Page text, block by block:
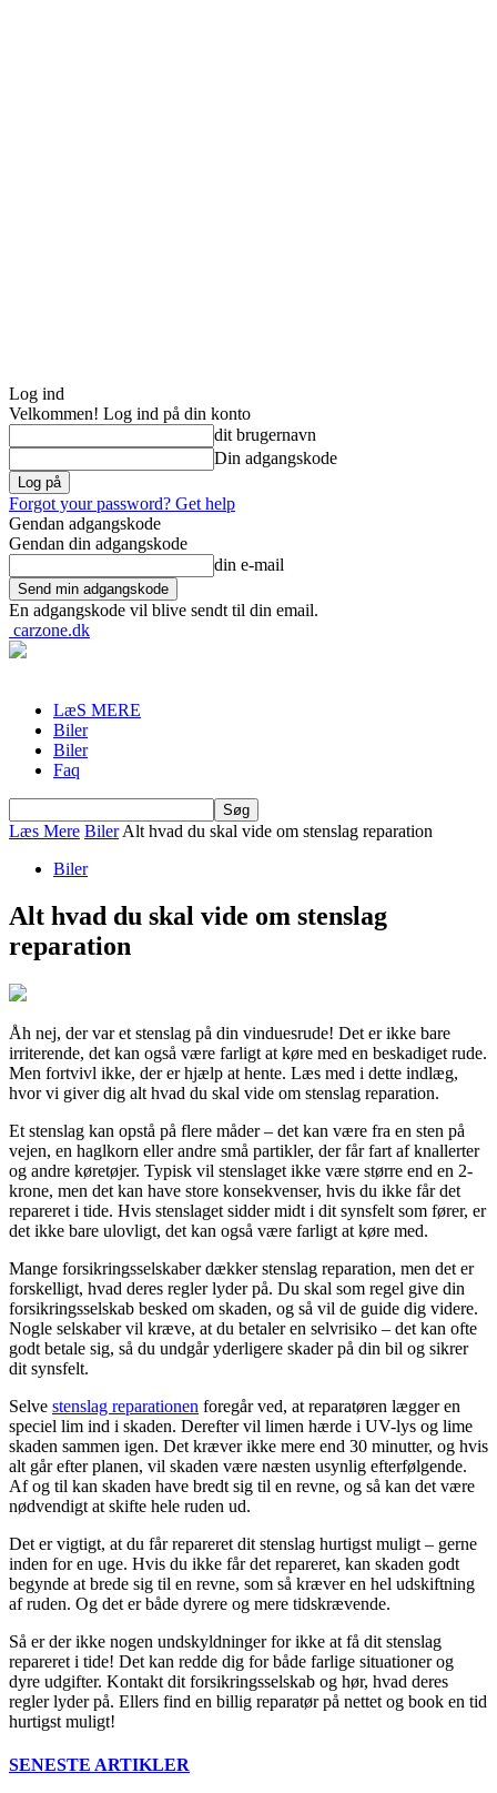
Log ind
Velkommen! Log ind på din konto
dit brugernavn
Din adgangskode
Forgot your password? Get help
Gendan adgangskode
Gendan din adgangskode
din e-mail
En adgangskode vil blive sendt til din email.
carzone.dk
LæS MERE
Biler
Biler
Faq
Læs Mere Biler Alt hvad du skal vide om stenslag reparation
Biler
Alt hvad du skal vide om stenslag
reparation
Åh nej, der var et stenslag på din vinduesrude! Det er ikke bare
irriterende, det kan også være farligt at køre med en beskadiget rude.
Men fortvivl ikke, der er hjælp at hente. Læs med i dette indlæg,
hvor vi giver dig alt hvad du skal vide om stenslag reparation.
Et stenslag kan opstå på flere måder – det kan være fra en sten på
vejen, en haglkorn eller andre små partikler, der får fart af knallerter
og andre køretøjer. Typisk vil stenslaget ikke være større end en 2-
krone, men det kan have store konsekvenser, hvis du ikke får det
repareret i tide. Hvis stenslaget sidder midt i dit synsfelt som fører, er
det ikke bare ulovligt, det kan også være farligt at køre med.
Mange forsikringsselskaber dækker stenslag reparation, men det er
forskelligt, hvad deres regler lyder på. Du skal som regel give din
forsikringsselskab besked om skaden, og så vil de guide dig videre.
Nogle selskaber vil kræve, at du betaler en selvrisiko – det kan ofte
godt betale sig, så du undgår yderligere skader på din bil og sikrer
dit synsfelt.
Selve stenslag reparationen foregår ved, at reparatøren lægger en
speciel lim ind i skaden. Derefter vil limen hærde i UV-lys og lime
skaden sammen igen. Det kræver ikke mere end 30 minutter, og hvis
alt går efter planen, vil skaden være næsten usynlig efterfølgende.
Af og til kan skaden have bredt sig til en revne, og så kan det være
nødvendigt at skifte hele ruden ud.
Det er vigtigt, at du får repareret dit stenslag hurtigst muligt – gerne
inden for en uge. Hvis du ikke får det repareret, kan skaden godt
begynde at brede sig til en revne, som så kræver en hel udskiftning
af ruden. Og det er både dyrere og mere tidskrævende.
Så er der ikke nogen undskyldninger for ikke at få dit stenslag
repareret i tide! Det kan redde dig for både farlige situationer og
dyre udgifter. Kontakt dit forsikringsselskab og hør, hvad deres
regler lyder på. Ellers find en billig reparatør på nettet og book en tid
hurtigst muligt!
SENESTE ARTIKLER